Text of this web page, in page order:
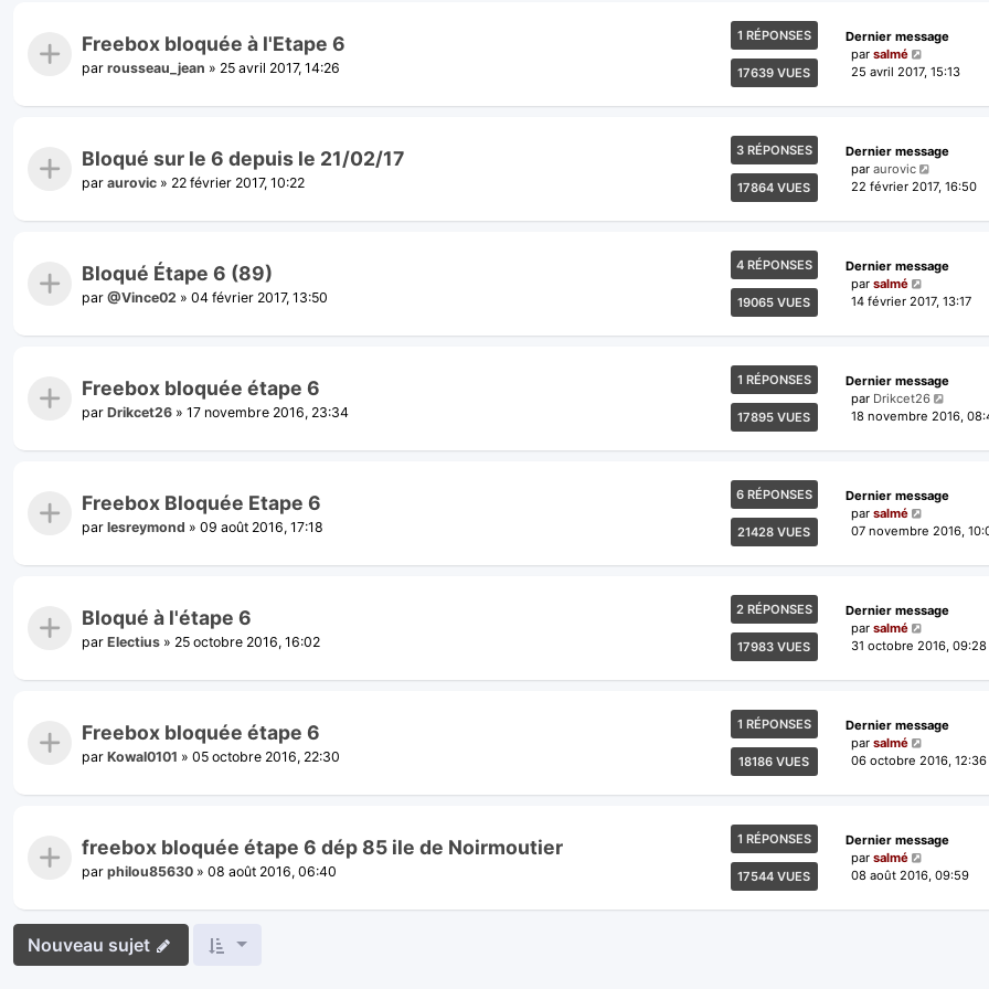
Freebox bloquée à l'Etape 6
par rousseau_jean » 25 avril 2017, 14:26
1 RÉPONSES
17639 VUES
Dernier message
par salmé
25 avril 2017, 15:13
Bloqué sur le 6 depuis le 21/02/17
par aurovic » 22 février 2017, 10:22
3 RÉPONSES
17864 VUES
Dernier message
par aurovic
22 février 2017, 16:50
Bloqué Étape 6 (89)
par @Vince02 » 04 février 2017, 13:50
4 RÉPONSES
19065 VUES
Dernier message
par salmé
14 février 2017, 13:17
Freebox bloquée étape 6
par Drikcet26 » 17 novembre 2016, 23:34
1 RÉPONSES
17895 VUES
Dernier message
par Drikcet26
18 novembre 2016,
Freebox Bloquée Etape 6
par lesreymond » 09 août 2016, 17:18
6 RÉPONSES
21428 VUES
Dernier message
par salmé
07 novembre 2016,
Bloqué à l'étape 6
par Electius » 25 octobre 2016, 16:02
2 RÉPONSES
17983 VUES
Dernier message
par salmé
31 octobre 2016, 09:28
Freebox bloquée étape 6
par Kowal0101 » 05 octobre 2016, 22:30
1 RÉPONSES
18186 VUES
Dernier message
par salmé
06 octobre 2016, 12:36
freebox bloquée étape 6 dép 85 ile de Noirmoutier
par philou85630 » 08 août 2016, 06:40
1 RÉPONSES
17544 VUES
Dernier message
par salmé
08 août 2016, 09:59
Nouveau sujet